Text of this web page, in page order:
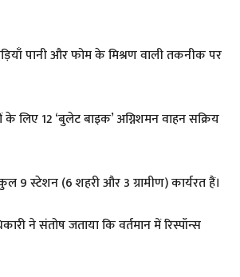
पानी और फोम के मिश्रण वाली तकनीक पर
लिए 12 ‘बुलेट बाइक’ अग्निशमन वाहन सक्रिय
9 स्टेशन (6 शहरी और 3 ग्रामीण) कार्यरत हैं।
ने संतोष जताया कि वर्तमान में रिस्पॉन्स